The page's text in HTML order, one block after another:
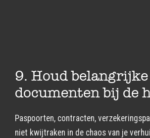
9. Houd belangrijke
documenten bij de
Paspoorten, contracten,
niet kwijtraken in de chaos van je